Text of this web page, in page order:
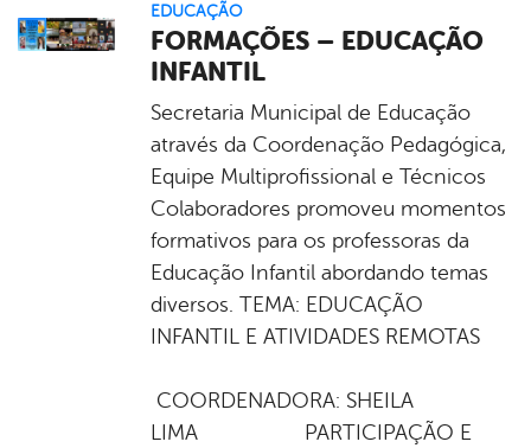
EDUCAÇÃO
FORMAÇÕES – EDUCAÇÃO
INFANTIL
Secretaria Municipal de Educação
através da Coordenação Pedagógica,
Equipe Multiprofissional e Técnicos
Colaboradores promoveu momentos
formativos para os professoras da
Educação Infantil abordando temas
diversos. TEMA: EDUCAÇÃO
INFANTIL E ATIVIDADES REMOTAS
COORDENADORA: SHEILA
LIMA PARTICIPAÇÃO E